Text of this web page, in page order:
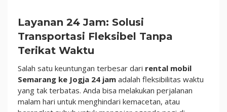
Layanan 24 Jam: Solusi
Transportasi Fleksibel Tanpa
Terikat Waktu
Salah satu keuntungan terbesar dari rental mobil
Semarang ke Jogja 24 jam adalah fleksibilitas waktu
yang tak terbatas. Anda bisa melakukan perjalanan
malam hari untuk menghindari kemacetan, atau